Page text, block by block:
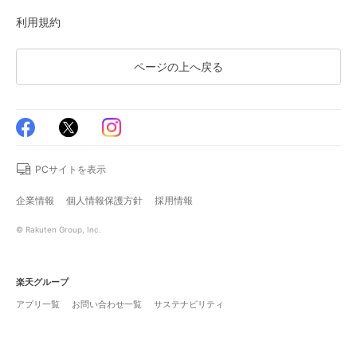
利用規約
ページの上へ戻る
PCサイトを表示
企業情報 個人情報保護方針 採用情報
© Rakuten Group, Inc.
楽天グループ
アプリ一覧
お問い合わせ一覧 サステナビリティ